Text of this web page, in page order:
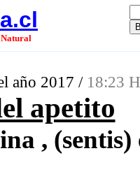
Natural
año 2017 / 18:23
apetito
,